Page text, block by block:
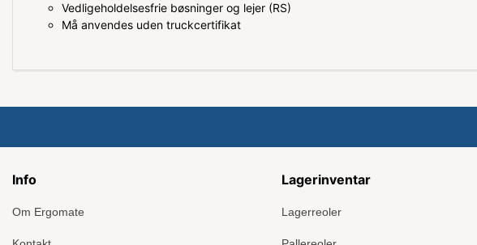
Vedligeholdelsesfrie bøsninger og lejer (RS)
Må anvendes uden truckcertifikat
Info
Om Ergomate
Lagerinventar
Lagerreoler